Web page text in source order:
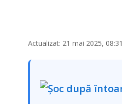
Actualizat: 21 mai 2025, 08:31